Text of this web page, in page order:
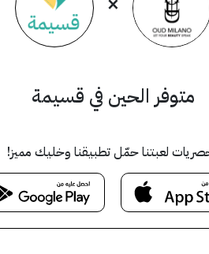
متوفر الحين في قسيمة
لعبتنا حمّل تطبيقنا وخليك مميز!